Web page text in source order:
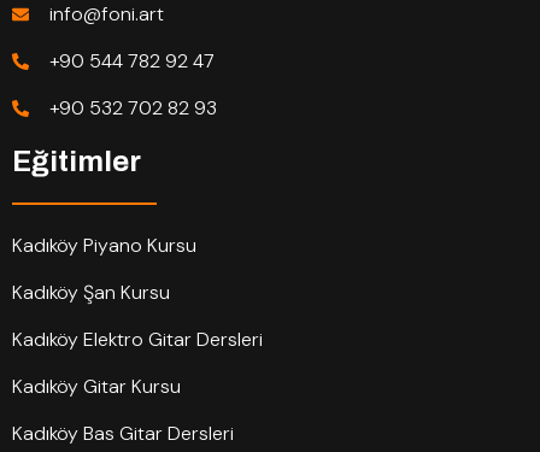
info@foni.art
+90 544 782 92 47
+90 532 702 82 93
Eğitimler
Kadıköy Piyano Kursu
Kadıköy Şan Kursu
Kadıköy Elektro Gitar Dersleri
Kadıköy Gitar Kursu
Kadıköy Bas Gitar Dersleri